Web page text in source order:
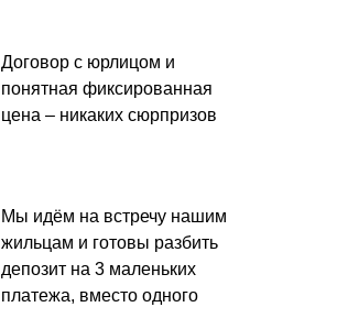
Договор с юрлицом и
понятная фиксированная
цена – никаких сюрпризов
Мы идём на встречу нашим
жильцам и готовы разбить
депозит на 3 маленьких
платежа, вместо одного